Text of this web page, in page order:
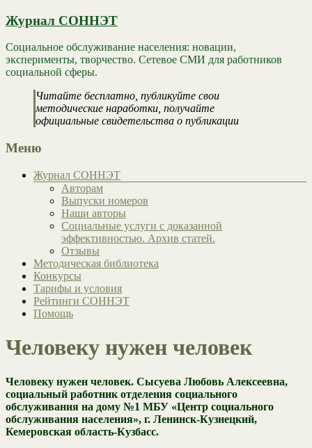
Журнал СОННЭТ
Социальное обслуживание населения: новации,
эксперименты, творчество. Сетевое СМИ для работников
социальной сферы.
Читайте бесплатно, публикуйте свои
методические наработки, получайте
официальные свидетельства о публикации
Меню
Журнал СОННЭТ
Авторам
Выпуски номеров
Наши авторы
Социальные услуги с доказанной
эффективностью. Архив статей.
Отзывы
Методическая библиотека
Конкурсы
Тарифы и условия
Рейтинги СОННЭТ
Помощь
Человеку нужен человек
Человеку нужен человек. Сысуева Любовь Алексеевна,
социальный работник отделения социального
обслуживания на дому №1 МБУ «Центр социального
обслуживания населения», г. Ленинск-Кузнецкий,
Кемеровская область-Кузбасс.